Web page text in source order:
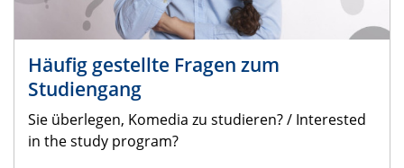
Häufig gestellte Fragen zum
Studiengang
Sie überlegen, Komedia zu studieren? / Interested
in the study program?